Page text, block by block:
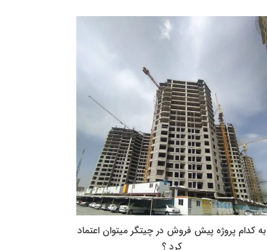
به کدام پروژه پیش فروش در چیتگر میتوان اعتماد
کرد ؟